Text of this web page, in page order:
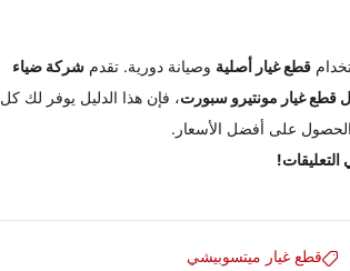
قطع غيار أصلية وصيانة دورية. تقدم شركة ضياء
قطع غيار مونتيرو سبورت، فإن هذا الدليل يوفر لك كل
على أفضل الأسعار.
قطع غيار ميتسوبيشي